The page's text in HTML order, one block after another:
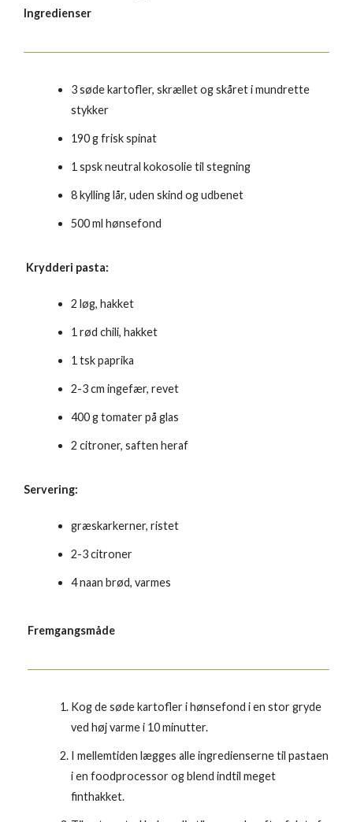
Ingredienser
3 søde kartofler, skrællet og skåret i mundrette
stykker
190 g frisk spinat
1 spsk neutral kokosolie til stegning
8 kylling lår, uden skind og udbenet
500 ml hønsefond
Krydderi pasta:
2 løg, hakket
1 rød chili, hakket
1 tsk paprika
2-3 cm ingefær, revet
400 g tomater på glas
2 citroner, saften heraf
Servering:
græskarkerner, ristet
2-3 citroner
4 naan brød, varmes
Fremgangsmåde
Kog de søde kartofler i hønsefond i en stor gryde
ved høj varme i 10 minutter.
I mellemtiden lægges alle ingredienserne til pastaen
i en foodprocessor og blend indtil meget
finthakket.